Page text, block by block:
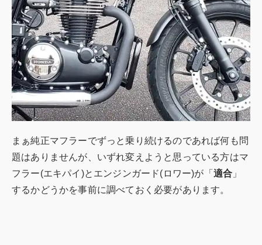
まぁ純正マフラーでずっと乗り続けるのであれば何も問
題はありませんが、いずれ変えようと思っている方はマ
フラー(エキパイ)とエンジンガード(ロワー)が「 適合 」
するかどうかを事前に調べておく必要があります。